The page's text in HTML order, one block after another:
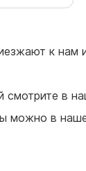
к нам
смотрите в
можно в